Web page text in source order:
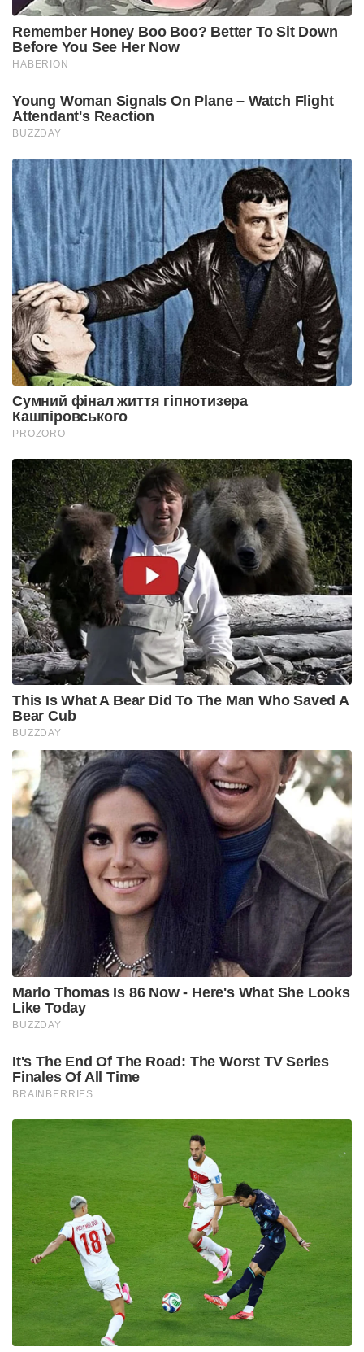
Remember Honey Boo Boo? Better To Sit Down
Before You See Her Now
HABERION
Young Woman Signals On Plane – Watch Flight
Attendant's Reaction
BUZZDAY
Сумний фінал життя гіпнотизера
Кашпіровського
PROZORO
This Is What A Bear Did To The Man Who Saved A
Bear Cub
BUZZDAY
Marlo Thomas Is 86 Now - Here's What She Looks
Like Today
BUZZDAY
It's The End Of The Road: The Worst TV Series
Finales Of All Time
BRAINBERRIES